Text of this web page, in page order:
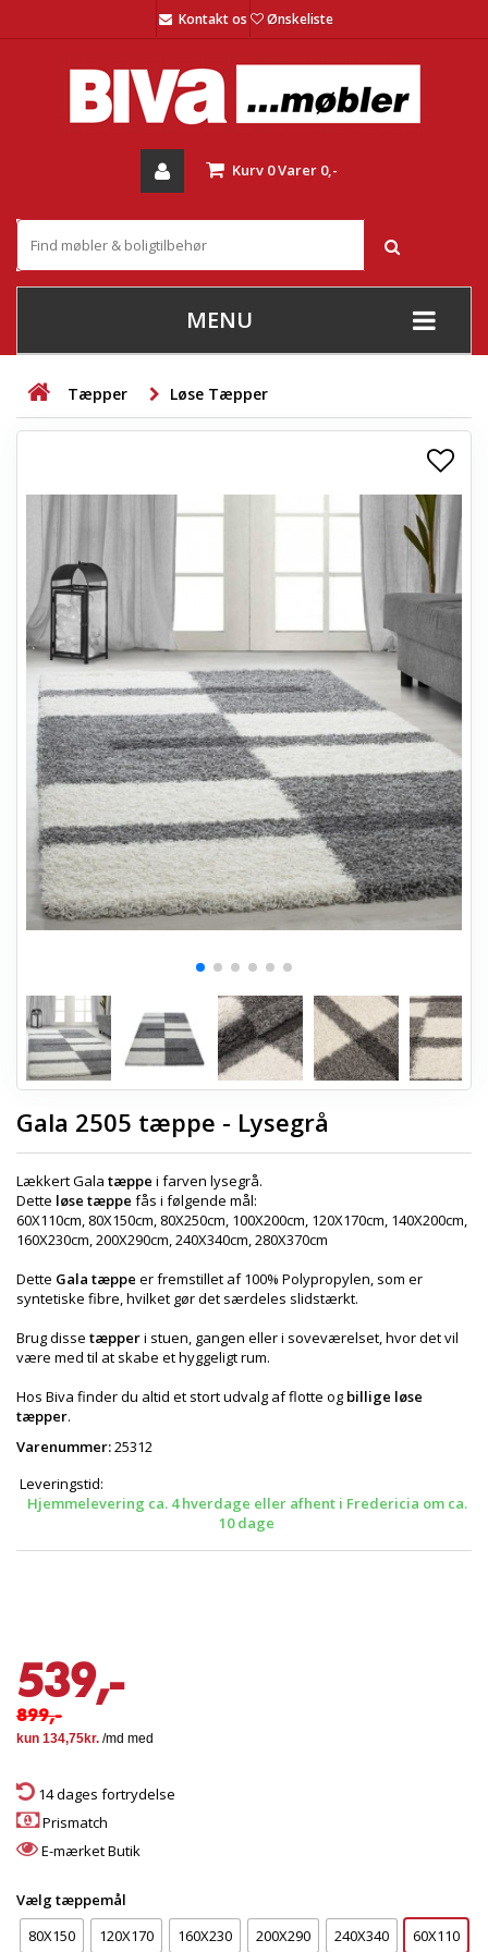
Kontakt os Ønskeliste
Kurv 0Varer 0,-
MENU
+
STUE
+
+
SOVEVÆRELSE
+
BØRNEMØBLER
+
KONTORMØBLER
OPBEVARING
TÆPPER
+
LAMPER
+
HAVEMØBLER
+
ENTREMØBLER
SPAR PENGE PÅ UDVALGTE VARER
Tæpper Løse Tæpper
Gala 2505 tæppe - Lysegrå
Lækkert Gala tæppe i farven lysegrå.
Dette løse tæppe fås i følgende mål:
60X110cm, 80X150cm, 80X250cm, 100X200cm, 120X170cm, 140X200cm,
160X230cm, 200X290cm, 240X340cm, 280X370cm
Dette Gala tæppe er fremstillet af 100% Polypropylen, som er
syntetiske fibre, hvilket gør det særdeles slidstærkt.
Brug disse tæpperi stuen, gangen eller i soveværelset, hvor det vil
være med til at skabe et hyggeligt rum.
Hos Biva finder du altid et stort udvalg af flotte og billige løse
tæpper.
Varenummer:25312
Leveringstid:
Hjemmelevering ca. 4 hverdage eller afhent i Fredericia om ca.
10 dage
539,-
899,-
14 dages fortrydelse
Prismatch
E-mærket Butik
Vælg tæppemål
80X150
120X170 160X230 200X290 240X340 60X110